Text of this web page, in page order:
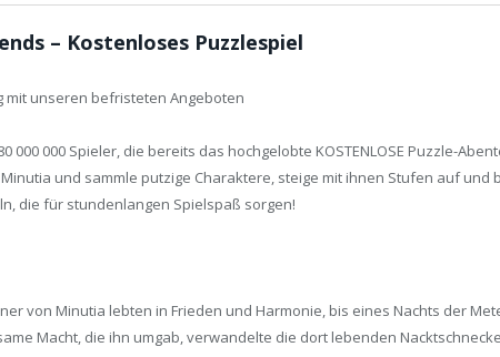
– Kostenloses Puzzlespiel
mit unseren befristeten Angeboten
000 000 Spieler, die bereits das hochgelobte KOSTENLOSE Puzzle-
und sammle putzige Charaktere, steige mit ihnen Stufen auf und
die für stundenlangen Spielspaß sorgen!
von Minutia lebten in Frieden und Harmonie, bis eines Nachts der
Macht, die ihn umgab, verwandelte die dort lebenden